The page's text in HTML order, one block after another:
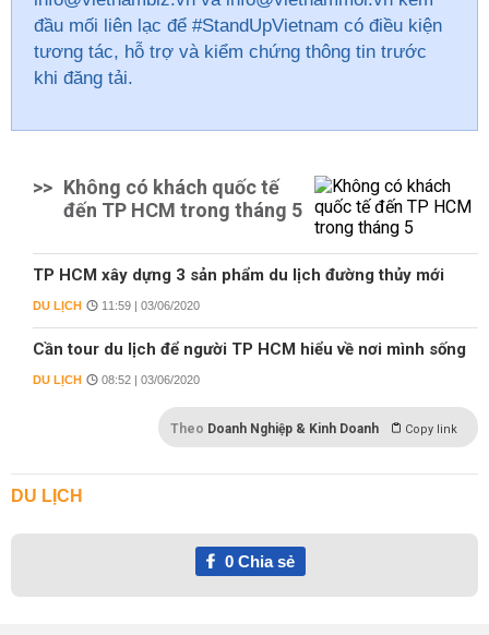
đầu mối liên lạc để #StandUpVietnam có điều kiện
tương tác, hỗ trợ và kiểm chứng thông tin trước
khi đăng tải.
>> Không có khách quốc tế
đến TP HCM trong tháng 5
TP HCM xây dựng 3 sản phẩm du lịch đường thủy mới
DU LỊCH 11:59 | 03/06/2020
Cần tour du lịch để người TP HCM hiểu về nơi mình sống
DU LỊCH 08:52 | 03/06/2020
Theo Doanh Nghiệp & Kinh Doanh Copy link
DU LỊCH
0Chia sẻ